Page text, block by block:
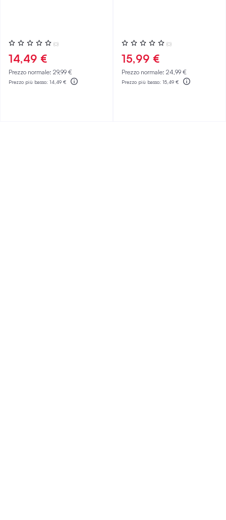
Valutazione:
0%
(0)
14,49 €
Prezzo normale: 29,99 €
Prezzo più basso: 14,49 €
Valutazione:
0%
(0)
15,99 €
Prezzo normale: 24,99 €
Prezzo più basso: 15,49 €